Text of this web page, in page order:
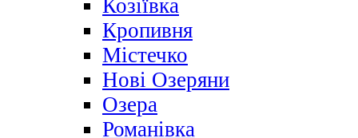
Козіївка
Кропивня
Містечко
Нові Озеряни
Озера
Романівка